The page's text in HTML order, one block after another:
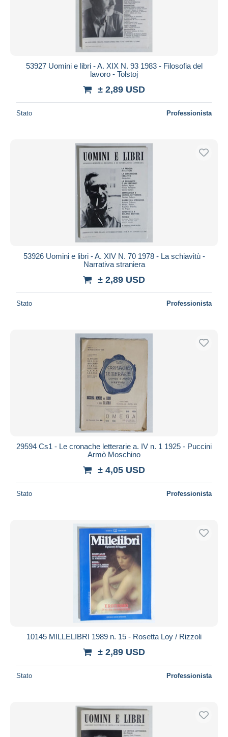
53927 Uomini e libri - A. XIX N. 93 1983 - Filosofia del
lavoro - Tolstoj
± 2,89 USD
Stato Professionista
53926 Uomini e libri - A. XIV N. 70 1978 - La schiavitù -
Narrativa straniera
± 2,89 USD
Stato Professionista
29594 Cs1 - Le cronache letterarie a. IV n. 1 1925 - Puccini
Armò Moschino
± 4,05 USD
Stato Professionista
10145 MILLELIBRI 1989 n. 15 - Rosetta Loy / Rizzoli
± 2,89 USD
Stato Professionista